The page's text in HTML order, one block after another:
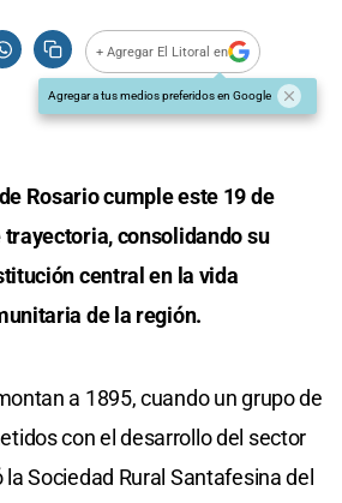
+ Agregar El Litoral en
Agregar a tus medios preferidos en Google
Rosario cumple este 19 de
trayectoria, consolidando su
central en la vida
de la región.
a 1895, cuando un grupo de
con el desarrollo del sector
Sociedad Rural Santafesina del